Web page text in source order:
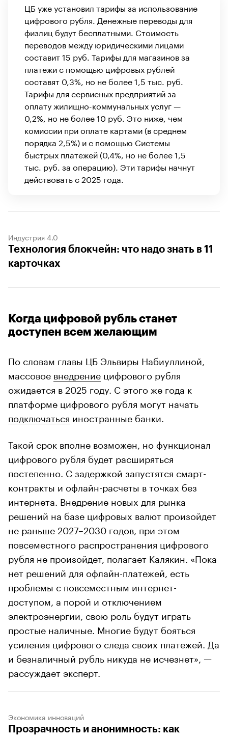
ЦБ уже установил тарифы за использование
цифрового рубля. Денежные переводы для
физлиц будут бесплатными. Стоимость
переводов между юридическими лицами
составит 15 руб. Тарифы для магазинов за
платежи с помощью цифровых рублей
составят 0,3%, но не более 1,5 тыс. руб.
Тарифы для сервисных предприятий за
оплату жилищно-коммунальных услуг —
0,2%, но не более 10 руб. Это ниже, чем
комиссии при оплате картами (в среднем
порядка 2,5%) и с помощью Системы
быстрых платежей (0,4%, но не более 1,5
тыс. руб. за операцию). Эти тарифы начнут
действовать с 2025 года.
Индустрия 4.0
Технология блокчейн: что надо знать в 11
карточках
Когда цифровой рубль станет
доступен всем желающим
По словам главы ЦБ Эльвиры Набиуллиной,
массовое внедрение цифрового рубля
ожидается в 2025 году. С этого же года к
платформе цифрового рубля могут начать
подключаться иностранные банки.
Такой срок вполне возможен, но функционал
цифрового рубля будет расширяться
постепенно. С задержкой запустятся смарт-
контракты и офлайн-расчеты в точках без
интернета. Внедрение новых для рынка
решений на базе цифровых валют произойдет
не раньше 2027–2030 годов, при этом
повсеместного распространения цифрового
рубля не произойдет, полагает Калякин. «Пока
нет решений для офлайн-платежей, есть
проблемы с повсеместным интернет-
доступом, а порой и отключением
электроэнергии, свою роль будут играть
простые наличные. Многие будут бояться
усиления цифрового следа своих платежей. Да
и безналичный рубль никуда не исчезнет», —
рассуждает эксперт.
Экономика инноваций
Прозрачность и анонимность: как